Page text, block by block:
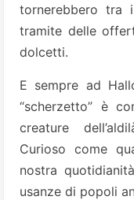
tornerebbero tra
tramite delle
dolcetti.
E sempre ad
“scherzetto” è
creature
Curioso come
nostra
usanze di popoli